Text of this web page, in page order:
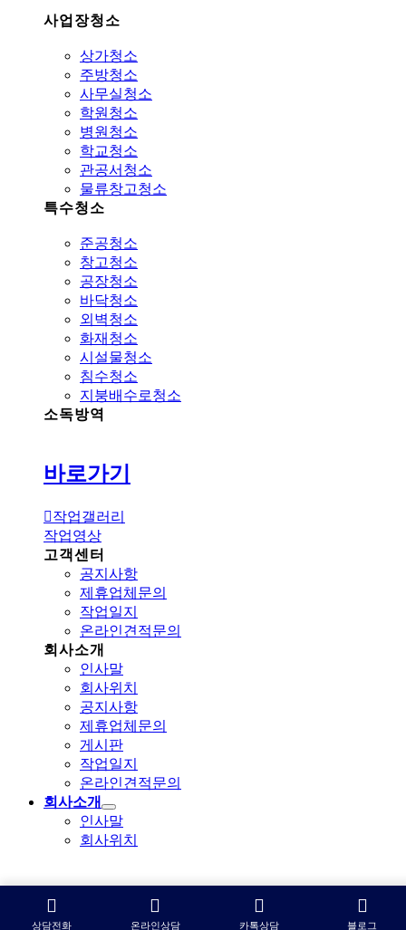
사업장청소
상가청소
주방청소
사무실청소
학원청소
병원청소
학교청소
관공서청소
물류창고청소
특수청소
준공청소
창고청소
공장청소
바닥청소
외벽청소
화재청소
시설물청소
침수청소
지붕배수로청소
소독방역
바로가기
작업갤러리
작업영상
고객센터
공지사항
제휴업체문의
작업일지
온라인견적문의
회사소개
인사말
회사위치
공지사항
제휴업체문의
게시판
작업일지
온라인견적문의
회사소개
인사말
회사위치
상담전화 온라인상담 카톡상담 블로그